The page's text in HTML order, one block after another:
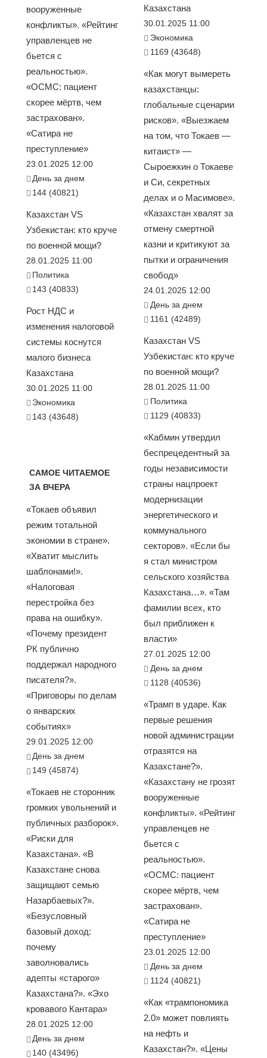
вооруженные
конфликты». «Рейтинг
управленцев не
бьется с
реальностью».
«ОСМС: пациент
скорее мёртв, чем
застрахован».
«Сатира не
преступление»
23.01.2025 12:00
День за днем
144 (40821)
Казахстан VS
Узбекистан: кто круче
по военной мощи?
28.01.2025 11:00
Политика
143 (40833)
Рост НДС и
изменения налоговой
системы коснутся
малого бизнеса
Казахстана
30.01.2025 11:00
Экономика
143 (43648)
САМОЕ ЧИТАЕМОЕ
ЗА ВЧЕРА
«Токаев объявил
режим тотальной
экономии в стране».
«Хватит мыслить
шаблонами!».
«Налоговая
перестройка без
права на ошибку».
«Почему президент
РК публично
поддержал народного
писателя?».
«Приговоры по делам
о январских
событиях»
29.01.2025 12:00
День за днем
149 (45874)
«Токаев не сторонник
громких увольнений и
публичных разборок».
«Риски для
Казахстана». «В
Казахстане снова
защищают семью
Назарбаевых?».
«Безусловный
базовый доход:
почему
заволновались
адепты «старого»
Казахстана?». «Эхо
кровавого Кантара»
28.01.2025 12:00
День за днем
140 (43496)
Казахстана
30.01.2025 11:00
Экономика
1169 (43648)
«Как могут вымереть
казахстанцы:
глобальные сценарии
рисков». «Выезжаем
на том, что Токаев —
китаист» —
Сыроежкин о Токаеве
и Си, секретных
делах и о Масимове».
«Казахстан хвалят за
отмену смертной
казни и критикуют за
пытки и ограничения
свобод»
24.01.2025 12:00
День за днем
1161 (42489)
Казахстан VS
Узбекистан: кто круче
по военной мощи?
28.01.2025 11:00
Политика
1129 (40833)
«Кабмин утвердил
беспрецедентный за
годы независимости
страны нацпроект
модернизации
энергетического и
коммунального
секторов». «Если бы
я стал министром
сельского хозяйства
Казахстана…». «Там
фамилии всех, кто
был приближен к
власти»
27.01.2025 12:00
День за днем
1128 (40536)
«Трамп в ударе. Как
первые решения
новой администрации
отразятся на
Казахстане?».
«Казахстану не грозят
вооруженные
конфликты». «Рейтинг
управленцев не
бьется с
реальностью».
«ОСМС: пациент
скорее мёртв, чем
застрахован».
«Сатира не
преступление»
23.01.2025 12:00
День за днем
1124 (40821)
«Как «трампономика
2.0» может повлиять
на нефть и
Казахстан?». «Цены